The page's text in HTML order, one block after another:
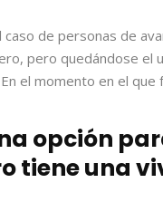
de personas de
pero quedándose el
el momento en el
opción
tiene una